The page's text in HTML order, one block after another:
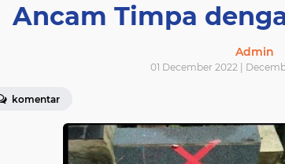
Ancam Timpa
Admin
01 December 2022 |
komentar